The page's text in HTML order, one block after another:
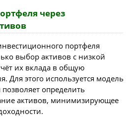
через
портфеля
выбор активов с низкой
их вклада в общую
Для этого используется модель
определить
активов, минимизирующее